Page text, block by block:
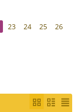
23 24 25
26